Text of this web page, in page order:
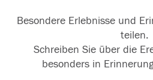
Besondere Erlebnisse und
teilen.
Schreiben Sie über die
besonders in